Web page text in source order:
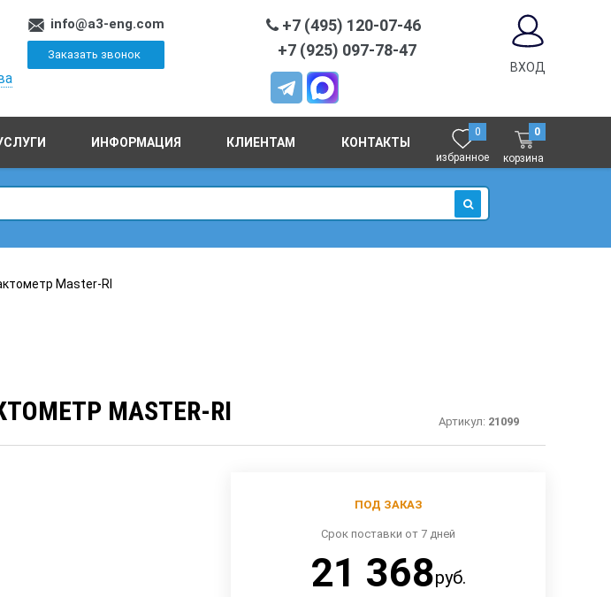
info@a3-eng.com
Заказать звонок
+7 (495) 120-07-46
+7 (925) 097-78-47
ВХОД
ИНФОРМАЦИЯ КЛИЕНТАМ КОНТАКТЫ
0
избранное
0
корзина
ИСКАТЬ
Master-RI
MASTER-RI Артикул: 21099
ПОД ЗАКАЗ
Срок поставки от 7 дней
21 368руб.